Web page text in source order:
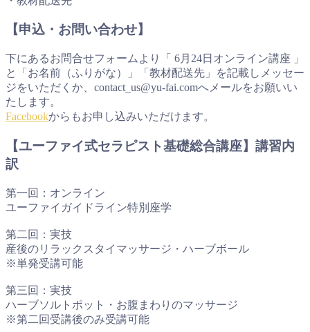
【申込・お問い合わせ】
下にあるお問合せフォームより「 6月24日オンライン講座 」
と「お名前（ふりがな）」「教材配送先」を記載しメッセー
ジをいただくか、contact_us@yu-fai.comへメールをお願いい
たします。
Facebookからもお申し込みいただけます。
【ユーファイ式セラピスト基礎総合講座】講習内
訳
第一回：オンライン
ユーファイガイドライン特別座学
第二回：実技
産後のリラックスタイマッサージ・ハーブボール
※単発受講可能
第三回：実技
ハーブソルトポット・お腹まわりのマッサージ
※第二回受講後のみ受講可能